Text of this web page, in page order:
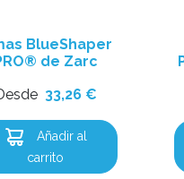
BlueShaper
de Zarc
33,26€
Añadir al
carrito